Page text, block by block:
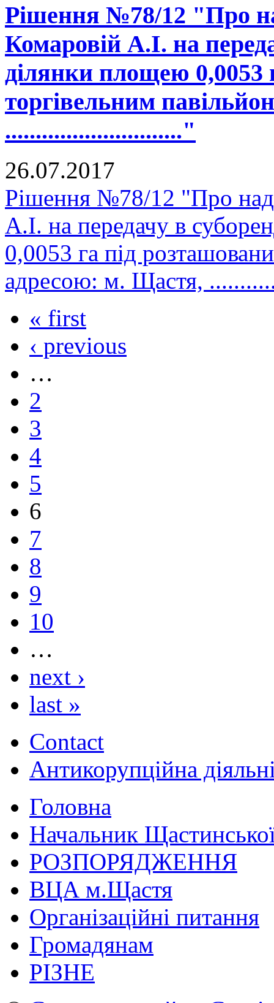
Рішення №78/12 "Про
Комаровій А.І. на
ділянки площею 0,0053
торгівельним
............................."
26.07.2017
Рішення №78/12 "Про
А.І. на передачу в
0,0053 га під
адресою: м. Щастя,
« first
‹ previous
…
2
3
4
5
6
7
8
9
10
…
next ›
last »
Contact
Антикорупційна
Головна
Начальник
РОЗПОРЯДЖЕННЯ
ВЦА м.Щастя
Організаційні питання
Громадянам
РІЗНЕ